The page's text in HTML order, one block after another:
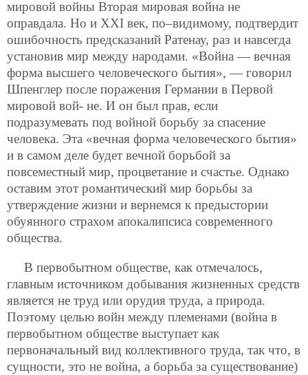
мировой войны Вторая мировая война не
оправдала. Но и ХХI век, по–видимому, подтвердит
ошибочность предсказаний Ратенау, раз и навсегда
установив мир между народами. «Война — вечная
форма высшего человеческого бытия», — говорил
Шпенглер после поражения Германии в Первой
мировой вой- не. И он был прав, если
подразумевать под войной борьбу за спасение
человека. Эта «вечная форма человеческого бытия»
и в самом деле будет вечной борьбой за
повсеместный мир, процветание и счастье. Однако
оставим этот романтический мир борьбы за
утверждение жизни и вернемся к предыстории
обуянного страхом апокалипсиса современного
общества.
В первобытном обществе, как отмечалось,
главным источником добывания жизненных средств
является не труд или орудия труда, а природа.
Поэтому целью войн между племенами (война в
первобытном обществе выступает как
первоначальный вид коллективного труда, так что, в
сущности, это не война, а борьба за существование)